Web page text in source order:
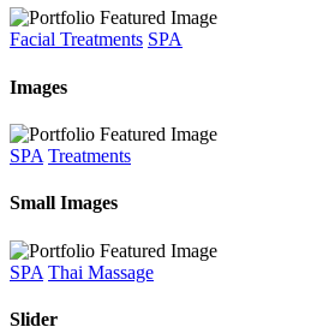
Facial Treatments SPA
Images
SPA Treatments
Small Images
SPA Thai Massage
Slider